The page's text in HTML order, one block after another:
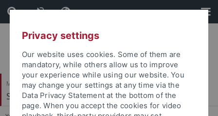
Skip
to
content
Skip
to
footer
Mathematisch-Naturwissenschaftliche Fakultät
Symbolisches Rechnen
Privacy settings
Our website uses cookies. Some of them are
mandatory, while others allow us to improve
your experience while using our website. You
may change your settings at any time via the
Data Privacy Statement at the bottom of the
page. When you accept the cookies for video